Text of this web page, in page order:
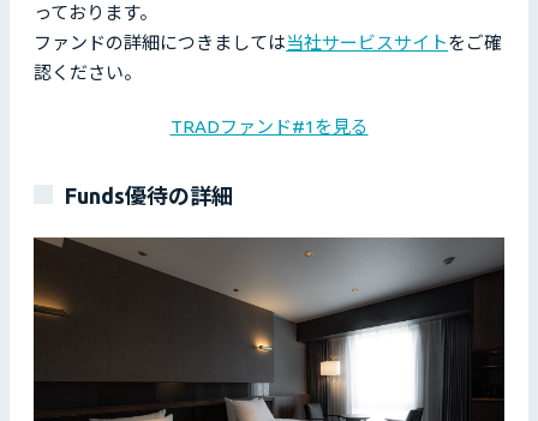
っております。
ファンドの詳細につきましては当社サービスサイトをご確
認ください。
TRADファンド#1を見る
Funds優待の詳細